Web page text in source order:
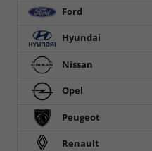
Ford
Hyundai
Nissan
Opel
Peugeot
Renault